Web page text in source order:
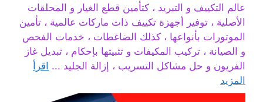
عالم التكييف و التبريد ، كتأمين قطع الغيار و المحلقات
الأصلية ، توفير أجهزة تكييف ذات ماركات عالمية ، تأمين
الموتورات بأنواعها ، كذلك الضاغطات ، خدمات الفحص
و الصيانة ، تركيب المكيفات و تثبيتها بإحكام ، تبديل غاز
الفريون و حل مشاكل التسريب ، إزالة الجليد ... اقرأ
المزيد